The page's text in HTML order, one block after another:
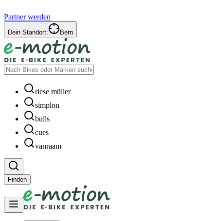
Partner werden
Dein Standort: Bern
riese müller
simplon
bulls
cues
vanraam
Finden